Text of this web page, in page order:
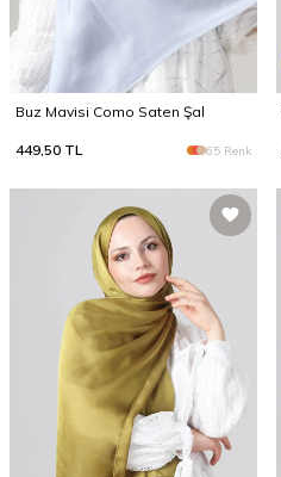
Buz Mavisi Como Saten Şal
449,50 TL 65 Renk